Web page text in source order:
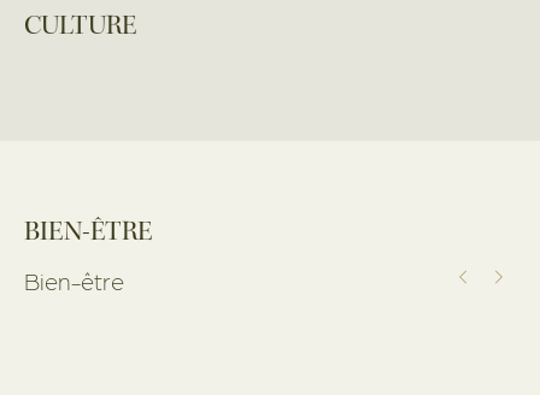
CULTURE
BIEN-ÊTRE
Bien-être